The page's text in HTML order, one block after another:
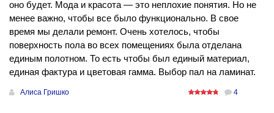
оно будет. Мода и красота — это неплохие понятия. Но не
менее важно, чтобы все было функционально. В свое
время мы делали ремонт. Очень хотелось, чтобы
поверхность пола во всех помещениях была отделана
единым полотном. То есть чтобы был единый материал,
единая фактура и цветовая гамма. Выбор пал на ламинат.
Алиса Гришко 4